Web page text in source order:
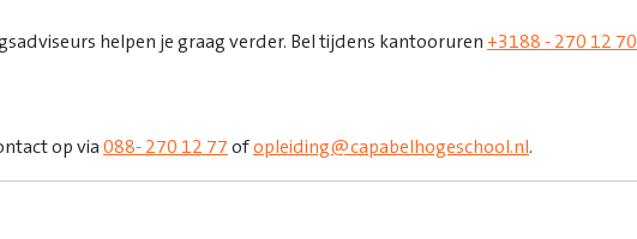
helpen je graag verder. Bel tijdens kantooruren +3188 - 270 12 70
op via 088- 270 12 77 ofopleiding@capabelhogeschool.nl .